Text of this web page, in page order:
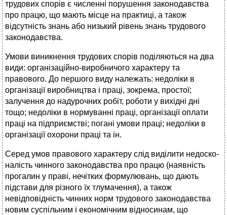
трудових спорів є численні порушення законодав­ства
про працю, що мають місце на практиці, а також
відсутність знань або низький рівень знань трудового
законодавства.
Умови виникнення трудових спорів поділяються на два
види: організаційно-виробничого характеру та
правового. До першого виду належать: недоліки в
організації виробництва і праці, зокрема, простої;
залучення до надурочних робіт, ро­боти у вихідні дні
тощо; недоліки в нормуванні праці, органі­зації оплати
праці на підприємстві; погані умови праці; недоліки в
організації охорони праці та ін.
Серед умов правового характеру слід виділити недоско­
налість чинного законодавства про працю (наявність
прогалин у праві, нечітких формулювань, що дають
підстави для різного їх тлумачення), а також
невідповідність чинних норм трудово­го законодавства
новим суспільним і економічним відносинам, що